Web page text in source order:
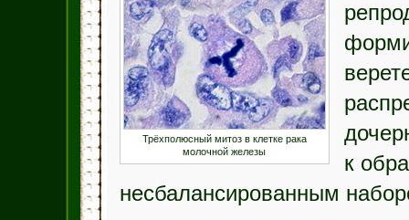
Трёхполюсный митоз в клетке рака
молочной железы
к
несбалансированным